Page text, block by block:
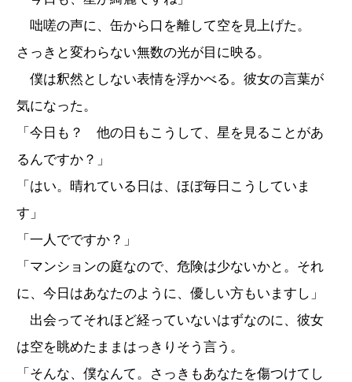
咄嗟の声に、缶から口を離して空を見上げた。
さっきと変わらない無数の光が目に映る。
僕は釈然としない表情を浮かべる。彼女の言葉が
気になった。
「今日も？ 他の日もこうして、星を見ることがあ
るんですか？」
「はい。晴れている日は、ほぼ毎日こうしていま
す」
「一人でですか？」
「マンションの庭なので、危険は少ないかと。それ
に、今日はあなたのように、優しい方もいますし」
出会ってそれほど経っていないはずなのに、彼女
は空を眺めたままはっきりそう言う。
「そんな、僕なんて。さっきもあなたを傷つけてし